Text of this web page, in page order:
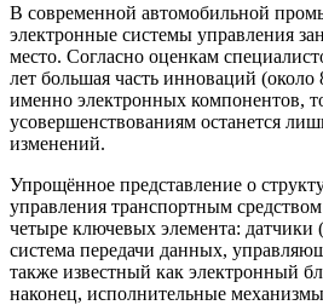
В современной автомобильной
электронные системы управления
место. Согласно оценкам
лет большая часть инноваций (около
именно электронных компонентов,
усовершенствованиям останется
изменений.
Упрощённое представление о
управления транспортным
четыре ключевых элемента: датчики
система передачи данных,
также известный как электронный
наконец, исполнительные